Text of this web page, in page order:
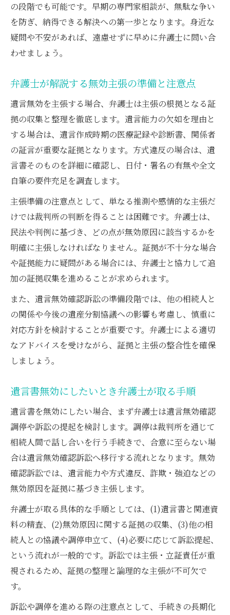
の段階でも可能です。早期の専門家相談が、無駄な争い
を防ぎ、納得できる解決への第一歩となります。身近な
疑問や不安があれば、遠慮せずに早めに弁護士に問い合
わせましょう。
弁護士が解説する無効主張の準備と注意点
遺言無効を主張する場合、弁護士は主張の根拠となる証
拠の収集と整理を徹底します。遺言能力の欠如を理由と
する場合は、遺言作成時期の医療記録や診断書、関係者
の証言が重要な証拠となります。方式違反の場合は、遺
言書そのものを詳細に確認し、日付・署名の有無や全文
自筆の要件充足を調査します。
主張準備の注意点として、単なる推測や感情的な主張だ
けでは裁判所の判断を得ることは困難です。弁護士は、
民法や判例に基づき、どの点が無効原因に該当するかを
明確に主張しなければなりません。証拠が不十分な場合
や証拠能力に疑問がある場合には、弁護士と協力して追
加の証拠収集を進めることが求められます。
また、遺言無効確認訴訟の準備段階では、他の相続人と
の関係や今後の遺産分割協議への影響も考慮し、慎重に
対応方針を検討することが重要です。弁護士による適切
なアドバイスを受けながら、証拠と主張の整合性を確保
しましょう。
遺言書無効にしたいとき弁護士が取る手順
遺言書を無効にしたい場合、まず弁護士は遺言無効確認
調停や訴訟の提起を検討します。調停は裁判所を通じて
相続人間で話し合いを行う手続きで、合意に至らない場
合は遺言無効確認訴訟へ移行する流れとなります。無効
確認訴訟では、遺言能力や方式違反、詐欺・強迫などの
無効原因を証拠に基づき主張します。
弁護士が取る具体的な手順としては、(1)遺言書と関連資
料の精査、(2)無効原因に関する証拠の収集、(3)他の相
続人との協議や調停申立て、(4)必要に応じて訴訟提起、
という流れが一般的です。訴訟では主張・立証責任が重
視されるため、証拠の整理と論理的な主張が不可欠で
す。
訴訟や調停を進める際の注意点として、手続きの長期化